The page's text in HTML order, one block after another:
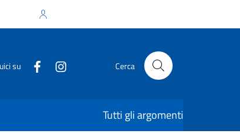
su Cerca
Tutti gli argomenti